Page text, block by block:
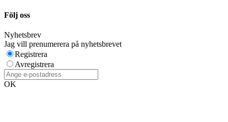
Följ oss
Nyhetsbrev
Jag vill prenumerera på nyhetsbrevet
Registrera
Avregistrera
OK